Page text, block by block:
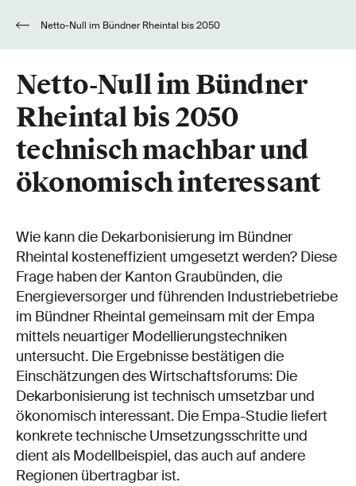
Netto-Null im Bündner
Rheintal bis 2050
technisch machbar und
ökonomisch interessant
Wie kann die Dekarbonisierung im Bündner
Rheintal kosteneffizient umgesetzt werden? Diese
Frage haben der Kanton Graubünden, die
Energieversorger und führenden Industriebetriebe
im Bündner Rheintal gemeinsam mit der Empa
mittels neuartiger Modellierungstechniken
untersucht. Die Ergebnisse bestätigen die
Einschätzungen des Wirtschaftsforums: Die
Dekarbonisierung ist technisch umsetzbar und
ökonomisch interessant. Die Empa-Studie liefert
konkrete technische Umsetzungsschritte und
dient als Modellbeispiel, das auch auf andere
Regionen übertragbar ist.